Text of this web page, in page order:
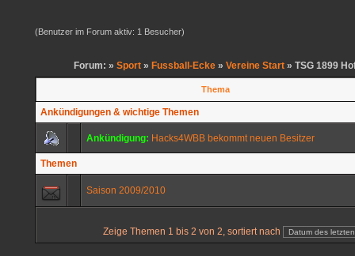
(Benutzer im Forum aktiv: 1 Besucher)
Forum: » Sport » Fussball-Ecke » Vereine Start » TSG 1899
Thema
Ankündigungen & wichtige Themen
Ankündigung: Hacks4WBB bekommt neuen Besitzer
Themen
Saison 2009/2010
Zeige Themen 1 bis 2 von 2, sortiert nach